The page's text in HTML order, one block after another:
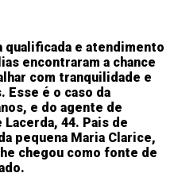
e atendimento
encontraram a chance
com tranquilidade e
Esse é o caso da
e do agente de
44. Pais de
pequena Maria Clarice,
chegou como fonte de